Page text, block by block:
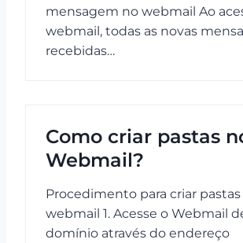
mensagem no webmail Ao
webmail, todas as novas
recebidas…
Como criar pastas
Webmail?
Procedimento para criar
webmail 1. Acesse o Webmail
domínio através do endereço